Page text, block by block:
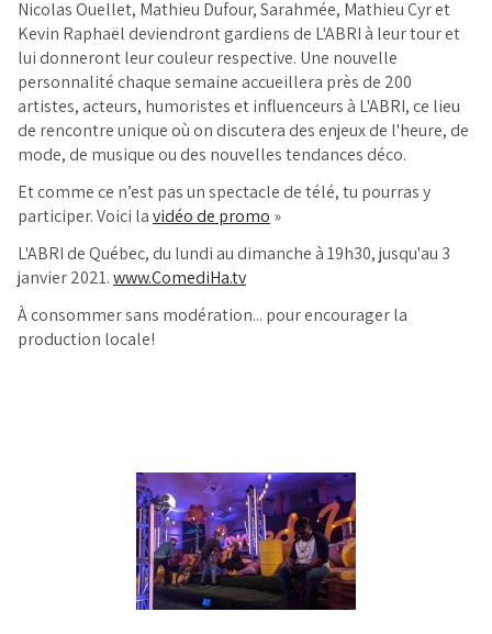
Nicolas Ouellet, Mathieu Dufour, Sarahmée, Mathieu Cyr et
Kevin Raphaël deviendront gardiens de L'ABRI à leur tour et
lui donneront leur couleur respective. Une nouvelle
personnalité chaque semaine accueillera près de 200
artistes, acteurs, humoristes et influenceurs à L'ABRI, ce lieu
de rencontre unique où on discutera des enjeux de l'heure, de
mode, de musique ou des nouvelles tendances déco.
Et comme ce n’est pas un spectacle de télé, tu pourras y
participer. Voici lavidéo de promo »
L'ABRI de Québec, du lundi au dimanche à 19h30, jusqu'au 3
janvier 2021.www.ComediHa.tv
À consommer sans modération... pour encourager la
production locale!